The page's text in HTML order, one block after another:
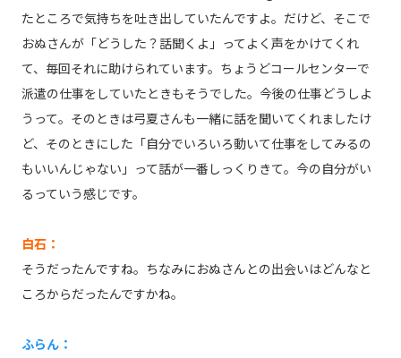
たところで気持ちを吐き出していたんですよ。だけど、そこで
おぬさんが「どうした？話聞くよ」ってよく声をかけてくれ
て、毎回それに助けられています。ちょうどコールセンターで
派遣の仕事をしていたときもそうでした。今後の仕事どうしよ
うって。そのときは弓夏さんも一緒に話を聞いてくれましたけ
ど、そのときにした「自分でいろいろ動いて仕事をしてみるの
もいいんじゃない」って話が一番しっくりきて。今の自分がい
るっていう感じです。
白石：
そうだったんですね。ちなみにおぬさんとの出会いはどんなと
ころからだったんですかね。
ふらん：